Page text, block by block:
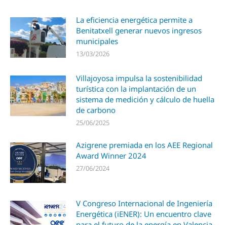
La eficiencia energética permite a
Benitatxell generar nuevos ingresos
municipales
13/03/2026
Villajoyosa impulsa la sostenibilidad
turística con la implantación de un
sistema de medición y cálculo de huella
de carbono
25/06/2025
Azigrene premiada en los AEE Regional
Award Winner 2024
27/06/2024
V Congreso Internacional de Ingeniería
Energética (iENER): Un encuentro clave